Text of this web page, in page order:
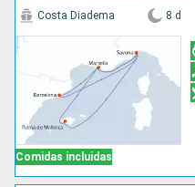
Comidas incluidas
Costa Diadema 8 d